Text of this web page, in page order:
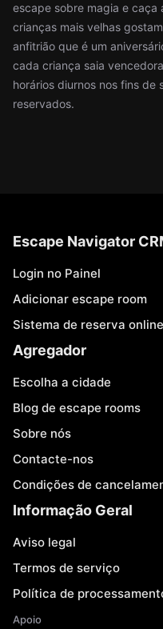
escape sobre magia e caça
crianças mais velhas
anfitrião que é um
cada criança saia
horários diurnos nos fins de
reservados.
Escape Navigator
Login no Painel
Adicionar escape room
Sistema de reserva online
Agregador
Escolha a cidade
Blog de escape rooms
Sobre nós
Contacte-nos
Condições de
Informação Geral
Aviso legal
Termos de serviço
Política de
Apoio